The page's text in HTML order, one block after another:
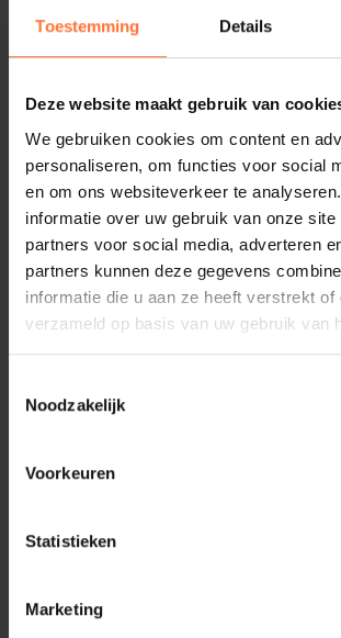
Toestemming Details
Deze website maakt gebruik van
We gebruiken cookies om content en
personaliseren, om functies voor social
en om ons websiteverkeer te
informatie over uw gebruik van onze site
partners voor social media, adverteren
partners kunnen deze gegevens
informatie die u aan ze heeft verstrekt of
verzameld op basis van uw gebruik van
Noodzakelijk
Voorkeuren
Statistieken
Marketing
Video sfeerbeelden 2023
Op deze pagina vind je de video
2023 terug! Veel kijkplezier toegewenst!
...
Op deze pagina vind je de video
2022 terug! Veel kijkplezier